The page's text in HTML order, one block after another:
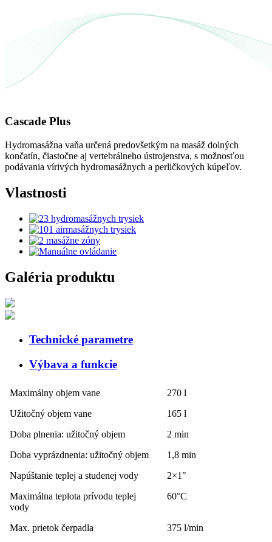
Cascade Plus
Hydromasážna vaňa určená predovšetkým na masáž dolných
končatín, čiastočne aj vertebrálneho ústrojenstva, s možnosťou
podávania vírivých hydromasážnych a perličkových kúpeľov.
Vlastnosti
Galéria produktu
Technické parametre
Výbava a funkcie
Maximálny objem vane
270 l
Užitočný objem vane
165 l
Doba plnenia: užitočný objem
2 min
Doba vyprázdnenia: užitočný objem
1,8 min
Napúštanie teplej a studenej vody
2×1″
Maximálna teplota prívodu teplej
vody
60°C
Max. prietok čerpadla
375 l/min